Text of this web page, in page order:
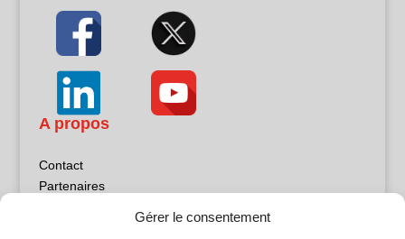
Gérer le consentement
A propos
Contact
Partenaires